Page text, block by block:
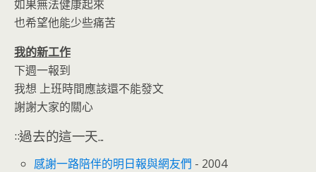
如果無法健康起來
也希望他能少些痛苦
我的新工作
下週一報到
我想 上班時間應該還不能發文
謝謝大家的關心
::過去的這一天...
感謝一路陪伴的明日報與網友們 - 2004